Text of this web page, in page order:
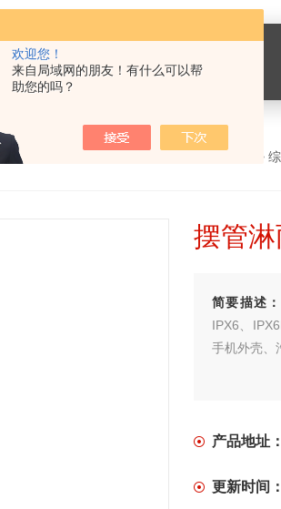
欢迎您！
来自局域网的朋友！有什么可以帮
助您的吗？
>
摆管
简要描述：
IPX6、
手机外壳、
产品地址：
更新时间：